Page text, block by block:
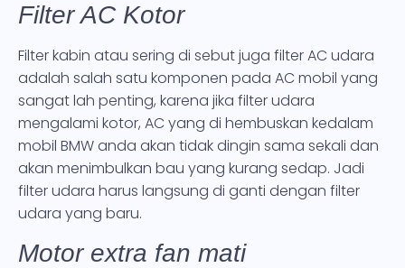
Filter AC Kotor
Filter kabin atau sering di sebut juga filter AC udara
adalah salah satu komponen pada AC mobil yang
sangat lah penting, karena jika filter udara
mengalami kotor, AC yang di hembuskan kedalam
mobil BMW anda akan tidak dingin sama sekali dan
akan menimbulkan bau yang kurang sedap. Jadi
filter udara harus langsung di ganti dengan filter
udara yang baru.
Motor extra fan mati